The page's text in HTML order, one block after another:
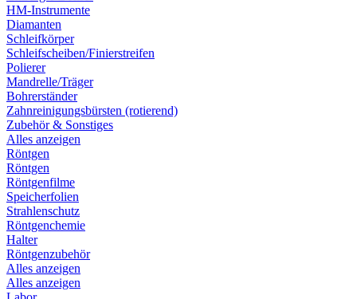
HM-Instrumente
Diamanten
Schleifkörper
Schleifscheiben/Finierstreifen
Polierer
Mandrelle/Träger
Bohrerständer
Zahnreinigungsbürsten (rotierend)
Zubehör & Sonstiges
Alles anzeigen
Röntgen
Röntgen
Röntgenfilme
Speicherfolien
Strahlenschutz
Röntgenchemie
Halter
Röntgenzubehör
Alles anzeigen
Alles anzeigen